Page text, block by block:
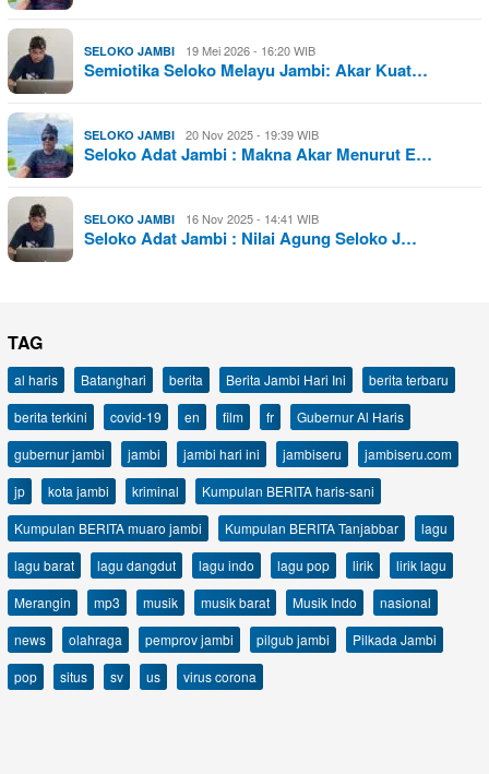
SELOKO JAMBI 19 Mei 2026 - 16:20 WIB
Semiotika Seloko Melayu Jambi: Akar Kuat…
SELOKO JAMBI 20 Nov 2025 - 19:39 WIB
Seloko Adat Jambi : Makna Akar Menurut E…
SELOKO JAMBI 16 Nov 2025 - 14:41 WIB
Seloko Adat Jambi : Nilai Agung Seloko J…
TAG
al haris Batanghari berita Berita Jambi Hari Ini
berita terbaru
berita terkini
covid-19 en film fr
Gubernur Al Haris
gubernur jambi
jambi jambi hari ini jambiseru
jambiseru.com
jp
kota jambi kriminal
Kumpulan BERITA haris-sani
Kumpulan BERITA muaro jambi
Kumpulan BERITA Tanjabbar
lagu
lagu barat
lagu dangdut lagu indo lagu pop lirik
lirik lagu
Merangin
mp3 musik musik barat Musik Indo
nasional
news
olahraga pemprov jambi pilgub jambi
Pilkada Jambi
pop
situs sv us virus corona